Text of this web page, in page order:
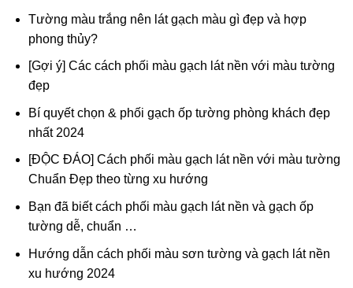
Tường màu trắng nên lát gạch màu gì đẹp và hợp
phong thủy?
[Gợi ý] Các cách phối màu gạch lát nền với màu tường
đẹp
Bí quyết chọn & phối gạch ốp tường phòng khách đẹp
nhất 2024
[ĐỘC ĐÁO] Cách phối màu gạch lát nền với màu tường
Chuẩn Đẹp theo từng xu hướng
Bạn đã biết cách phối màu gạch lát nền và gạch ốp
tường dễ, chuẩn …
Hướng dẫn cách phối màu sơn tường và gạch lát nền
xu hướng 2024